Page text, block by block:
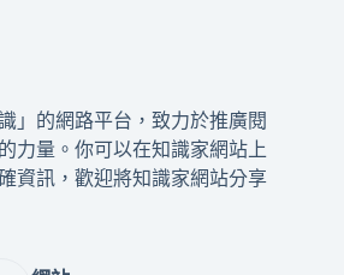
」的網路平台，致力於推廣閱
力量。你可以在知識家網站上
資訊，歡迎將知識家網站分享